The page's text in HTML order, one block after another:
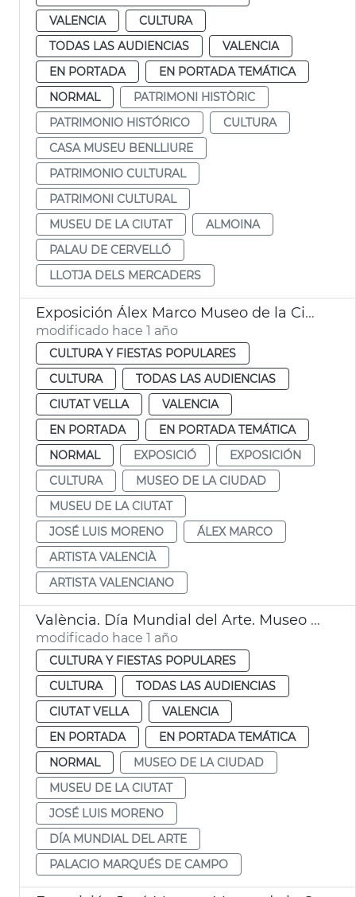
VALENCIA
CULTURA
TODAS LAS AUDIENCIAS
VALENCIA
EN PORTADA
EN PORTADA TEMÁTICA
NORMAL
PATRIMONI HISTÒRIC
PATRIMONIO HISTÓRICO
CULTURA
CASA MUSEU BENLLIURE
PATRIMONIO CULTURAL
PATRIMONI CULTURAL
MUSEU DE LA CIUTAT
ALMOINA
PALAU DE CERVELLÓ
LLOTJA DELS MERCADERS
Exposición Álex Marco Museo de la Ciudad
modificado hace 1 año
CULTURA Y FIESTAS POPULARES
CULTURA
TODAS LAS AUDIENCIAS
CIUTAT VELLA
VALENCIA
EN PORTADA
EN PORTADA TEMÁTICA
NORMAL
EXPOSICIÓ
EXPOSICIÓN
CULTURA
MUSEO DE LA CIUDAD
MUSEU DE LA CIUTAT
JOSÉ LUIS MORENO
ÁLEX MARCO
ARTISTA VALENCIÀ
ARTISTA VALENCIANO
València. Día Mundial del Arte. Museo de la Ciudad
modificado hace 1 año
CULTURA Y FIESTAS POPULARES
CULTURA
TODAS LAS AUDIENCIAS
CIUTAT VELLA
VALENCIA
EN PORTADA
EN PORTADA TEMÁTICA
NORMAL
MUSEO DE LA CIUDAD
MUSEU DE LA CIUTAT
JOSÉ LUIS MORENO
DÍA MUNDIAL DEL ARTE
PALACIO MARQUÉS DE CAMPO